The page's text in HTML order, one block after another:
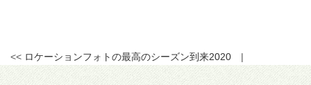
<< ロケーションフォトの最高のシーズン到来2020 |